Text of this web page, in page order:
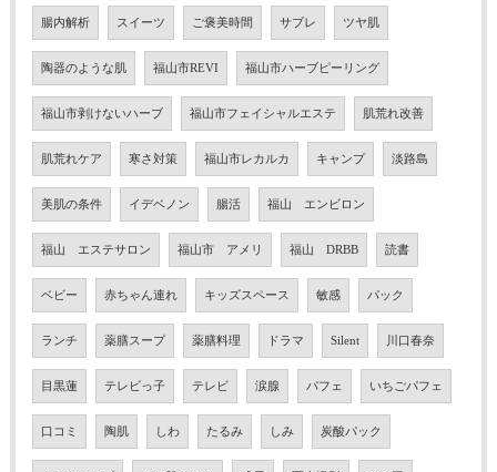
腸内解析 スイーツ ご褒美時間 サブレ ツヤ肌
陶器のような肌 福山市REVI 福山市ハーブピーリング
福山市剥けないハーブ 福山市フェイシャルエステ 肌荒れ改善
肌荒れケア 寒さ対策 福山市レカルカ キャンプ 淡路島
美肌の条件 イデベノン 腸活 福山 エンビロン
福山 エステサロン 福山市 アメリ 福山 DRBB 読書
ベビー 赤ちゃん連れ キッズスペース 敏感 パック
ランチ 薬膳スープ 薬膳料理 ドラマ Silent 川口春奈
目黒蓮 テレビっ子 テレビ 涙腺 パフェ いちごパフェ
口コミ 陶肌 しわ たるみ しみ 炭酸パック